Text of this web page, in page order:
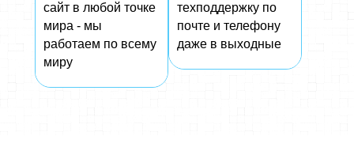
сайт в любой точке
мира - мы
работаем по всему
миру
техподдержку по
почте и телефону
даже в выходные